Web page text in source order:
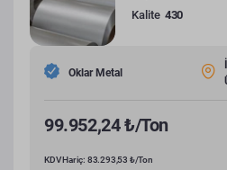
Kalite 430
Oklar Metal
99.952,24 ₺/Ton
KDV Hariç: 83.293,53 ₺/Ton